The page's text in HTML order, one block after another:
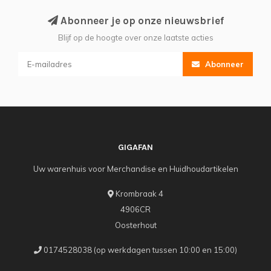
Abonneer je op onze nieuwsbrief
Blijf op de hoogte over onze laatste acties
Abonneer
GIGAFAN
Uw warenhuis voor Merchandise en Huidhoudartikelen
Krombraak 4
4906CR
Oosterhout
0174528038 (op werkdagen tussen 10:00 en 15:00)